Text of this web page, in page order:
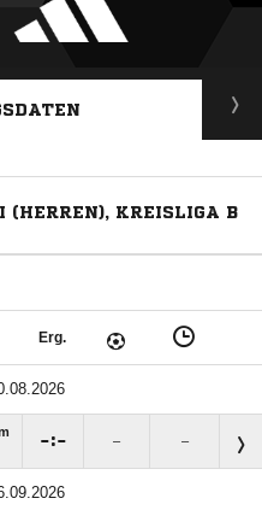
(HERREN), KREISLIGA B
Erg.
: – –